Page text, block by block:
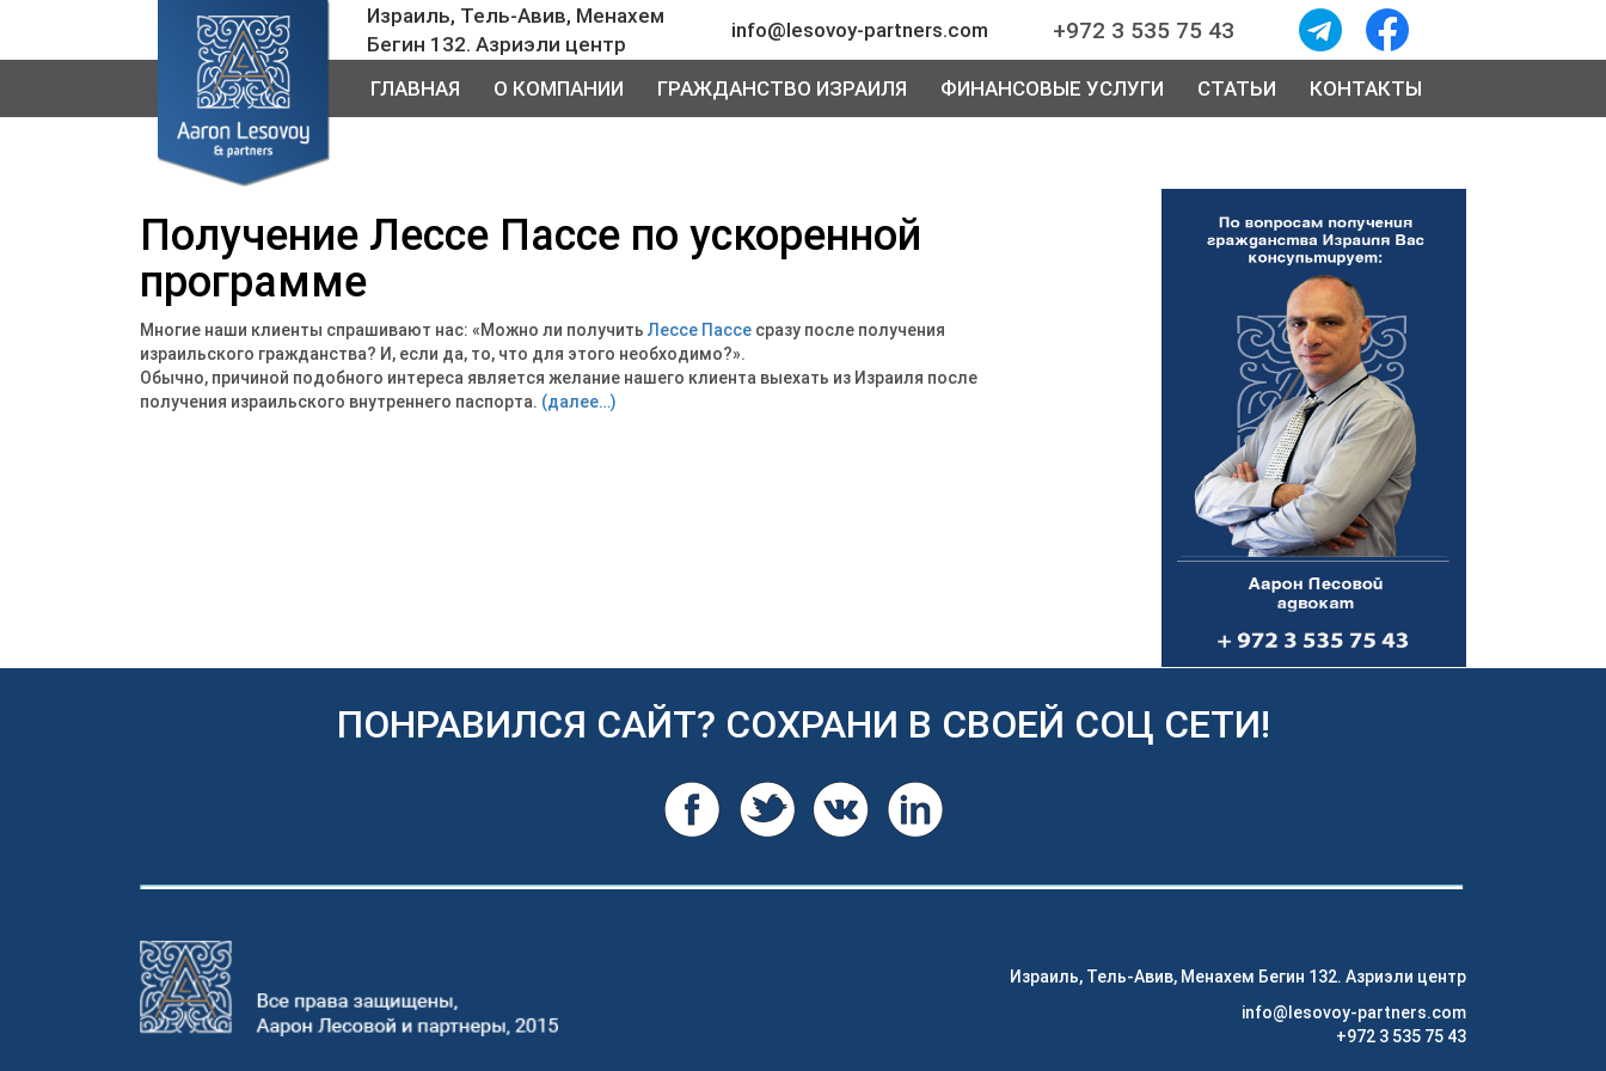
Израиль, Тель-Авив, Менахем
Бегин 132. Азриэли центр
info@lesovoy-partners.com +972 3 535 75 43
ГЛАВНАЯ О КОМПАНИИ ГРАЖДАНСТВО ИЗРАИЛЯ ФИНАНСОВЫЕ УСЛУГИ СТАТЬИ КОНТАКТЫ
Получение Лессе Пассе по ускоренной
программе
Многие наши клиенты спрашивают нас: «Можно ли получить Лессе Пассе сразу после получения
израильского гражданства? И, если да, то, что для этого необходимо?».
Обычно, причиной подобного интереса является желание нашего клиента выехать из Израиля после
получения израильского внутреннего паспорта. (далее…)
ПОНРАВИЛСЯ САЙТ? СОХРАНИ В СВОЕЙ СОЦ СЕТИ!
Израиль, Тель-Авив, Менахем Бегин 132. Азриэли центр
info@lesovoy-partners.com
+972 3 535 75 43